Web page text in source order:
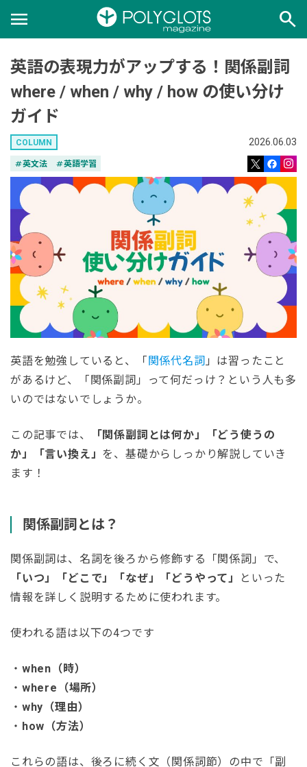
menu search
英語の表現力がアップする！関係副詞
where / when / why / how の使い分け
ガイド
COLUMN 2026.06.03
tag英文法 tag英語学習
英語を勉強していると、「関係代名詞 」は習ったこと
があるけど、「関係副詞」って何だっけ？という人も多
いのではないでしょうか。
この記事では、
「関係副詞とは何か」「どう使うの
か」「言い換え」 を、基礎からしっかり解説していき
ます！
関係副詞とは？
関係副詞は、名詞を後ろから修飾する「関係詞」で、
「いつ」「どこで」「なぜ」「どうやって」
といった
情報を詳しく説明するために使われます。
使われる語は以下の4つです
・ when（時）
・ where（場所）
・ why（理由）
・ how（方法）
これらの語は、後ろに続く文（関係詞節）の中で「副